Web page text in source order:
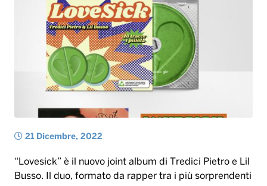
Sport
Radio Norba Consiglia
Leggerissime
Novità
Interviste
Oroscopo
Speciale Astrabilia 2026
Voce al Bari
Battiti Live 2026
Gallery
21 Dicembre, 2022
“Lovesick” è il nuovo joint album di Tredici Pietro e Lil
Busso. Il duo, formato da rapper tra i più sorprendenti